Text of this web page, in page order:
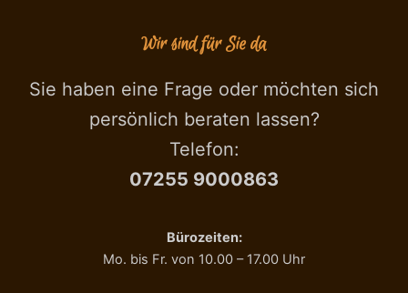
Wir sind für Sie da
Sie haben eine Frage oder möchten sich
persönlich beraten lassen?
Telefon:
07255 9000863
Bürozeiten:
Mo. bis Fr. von 10.00 – 17.00 Uhr